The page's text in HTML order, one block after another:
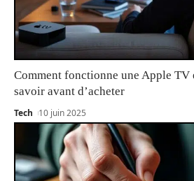
Comment fonctionne une Apple TV
savoir avant d’acheter
Tech 10 juin 2025